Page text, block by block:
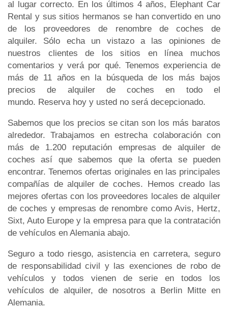
al lugar correcto. En los últimos 4 años, Elephant Car
Rental y sus sitios hermanos se han convertido en uno
de los proveedores de renombre de coches de
alquiler. Sólo echa un vistazo a las opiniones de
nuestros clientes de los sitios en línea muchos
comentarios y verá por qué. Tenemos experiencia de
más de 11 años en la búsqueda de los más bajos
precios de alquiler de coches en todo el
mundo. Reserva hoy y usted no será decepcionado.
Sabemos que los precios se citan son los más baratos
alrededor. Trabajamos en estrecha colaboración con
más de 1.200 reputación empresas de alquiler de
coches así que sabemos que la oferta se pueden
encontrar. Tenemos ofertas originales en las principales
compañías de alquiler de coches. Hemos creado las
mejores ofertas con los proveedores locales de alquiler
de coches y empresas de renombre como Avis, Hertz,
Sixt, Auto Europe y la empresa para que la contratación
de vehículos en Alemania abajo.
Seguro a todo riesgo, asistencia en carretera, seguro
de responsabilidad civil y las exenciones de robo de
vehículos y todos vienen de serie en todos los
vehículos de alquiler, de nosotros a Berlin Mitte en
Alemania.